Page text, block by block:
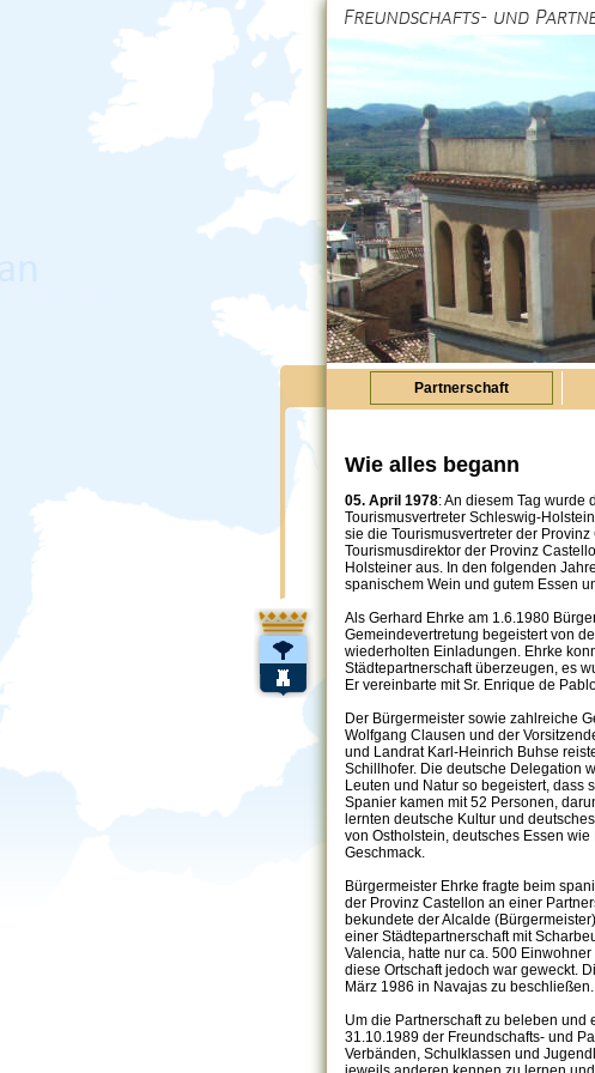
Partnerschaft
Wie alles begann
05. April 1978: An diesem Tag wurde
Tourismusvertreter Schleswig-
sie die Tourismusvertreter der
Tourismusdirektor der Provinz
Holsteiner aus. In den folgenden
spanischem Wein und gutem Essen
Als Gerhard Ehrke am 1.6.1980
Gemeindevertretung begeistert von
wiederholten Einladungen. Ehrke
Städtepartnerschaft überzeugen, es
Er vereinbarte mit Sr. Enrique de
Der Bürgermeister sowie zahlreiche
Wolfgang Clausen und der
und Landrat Karl-Heinrich Buhse
Schillhofer. Die deutsche Delegation
Leuten und Natur so begeistert, dass
Spanier kamen mit 52 Personen,
lernten deutsche Kultur und
von Ostholstein, deutsches Essen
Geschmack.
Bürgermeister Ehrke fragte beim
der Provinz Castellon an einer
bekundete der Alcalde
einer Städtepartnerschaft mit
Valencia, hatte nur ca. 500
diese Ortschaft jedoch war geweckt.
März 1986 in Navajas zu beschließen.
Um die Partnerschaft zu beleben
31.10.1989 der Freundschafts- und
Verbänden, Schulklassen und